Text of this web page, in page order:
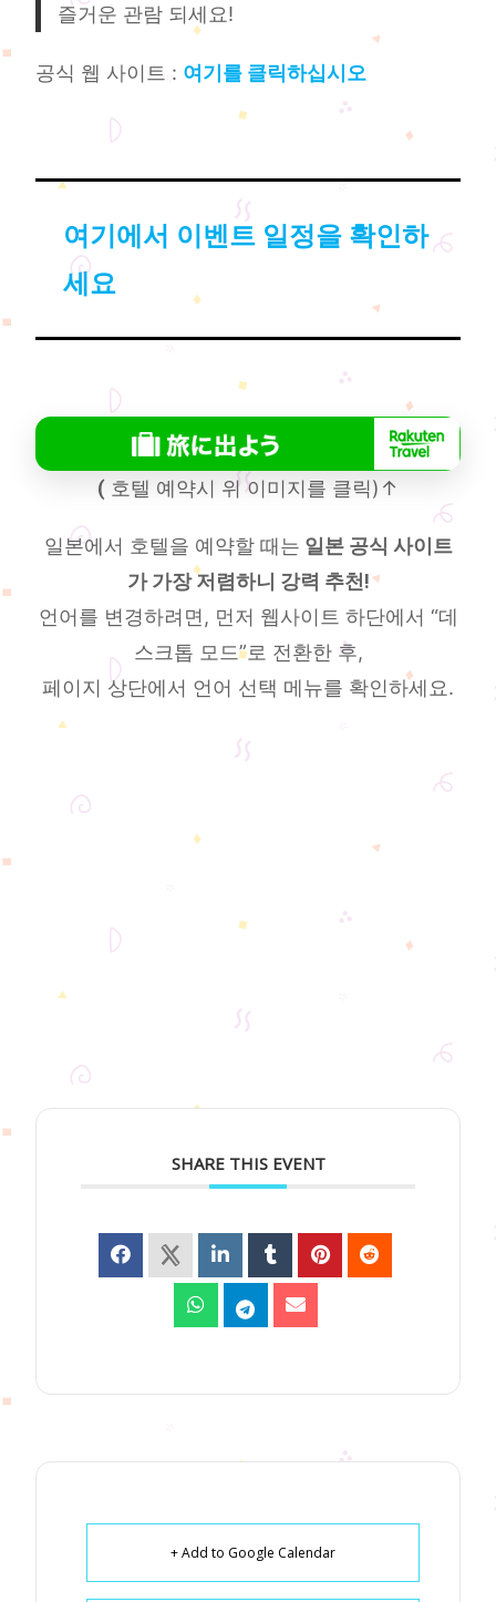
즐거운 관람 되세요!
공식 웹 사이트 : 여기를 클릭하십시오
여기에서 이벤트 일정을 확인하
세요
( 호텔 예약시 위 이미지를 클릭)↑
일본에서 호텔을 예약할 때는 일본 공식 사이트
가 가장 저렴하니 강력 추천!
언어를 변경하려면, 먼저 웹사이트 하단에서 “데
스크톱 모드”로 전환한 후,
페이지 상단에서 언어 선택 메뉴를 확인하세요.
SHARE THIS EVENT
+ Add to Google Calendar